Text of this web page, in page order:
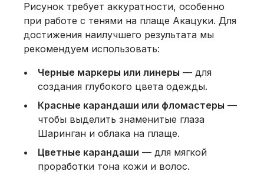
Рисунок требует аккуратности, особенно
при работе с тенями на плаще Акацуки. Для
достижения наилучшего результата мы
рекомендуем использовать:
Черные маркеры или линеры — для
создания глубокого цвета одежды.
Красные карандаши или фломастеры —
чтобы выделить знаменитые глаза
Шаринган и облака на плаще.
Цветные карандаши — для мягкой
проработки тона кожи и волос.